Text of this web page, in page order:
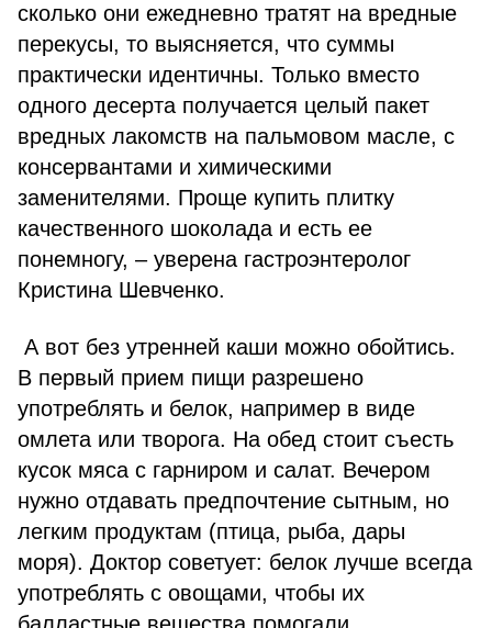
сколько они ежедневно тратят на вредные
перекусы, то выясняется, что суммы
практически идентичны. Только вместо
одного десерта получается целый пакет
вредных лакомств на пальмовом масле, с
консервантами и химическими
заменителями. Проще купить плитку
качественного шоколада и есть ее
понемногу, – уверена гастроэнтеролог
Кристина Шевченко.
А вот без утренней каши можно обойтись.
В первый прием пищи разрешено
употреблять и белок, например в виде
омлета или творога. На обед стоит съесть
кусок мяса с гарниром и салат. Вечером
нужно отдавать предпочтение сытным, но
легким продуктам (птица, рыба, дары
моря). Доктор советует: белок лучше всегда
употреблять с овощами, чтобы их